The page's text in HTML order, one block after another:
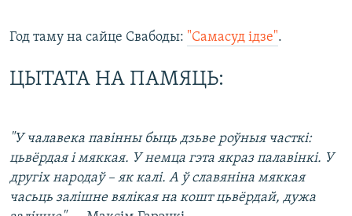
Год таму на сайце Свабоды: "Самасуд ідзе".
ЦЫТАТА НА ПАМЯЦЬ:
"У чалавека павінны быць дзьве роўныя часткі:
цьвёрдая і мяккая. У немца гэта якраз палавінкі. У
другіх народаў – як калі. А ў славяніна мяккая
часьць залішне вялікая на кошт цьвёрдай, дужа